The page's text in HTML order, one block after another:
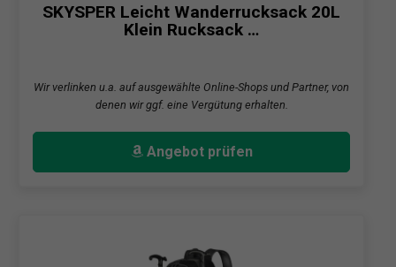
SKYSPER Leicht Wanderrucksack 20L
Klein Rucksack …
Wir verlinken u.a. auf ausgewählte Online-Shops und Partner, von
denen wir ggf. eine Vergütung erhalten.
Angebot prüfen